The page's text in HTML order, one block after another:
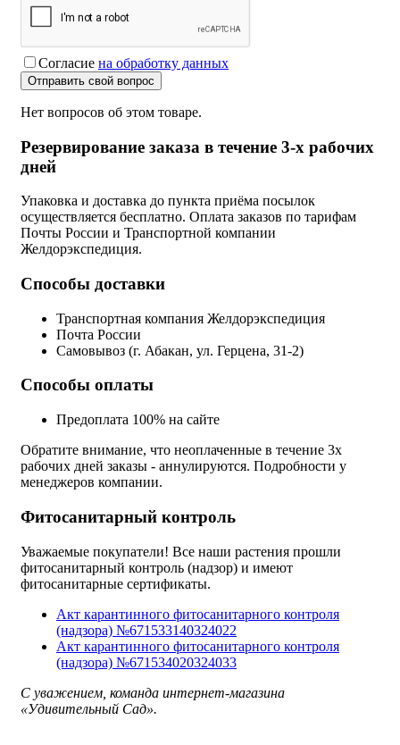
Согласие на обработку данных
Отправить свой вопрос
Нет вопросов об этом товаре.
Резервирование заказа в течение 3-х рабочих
дней
Упаковка и доставка до пункта приёма посылок
осуществляется бесплатно. Оплата заказов по тарифам
Почты России и Транспортной компании
Желдорэкспедиция.
Способы доставки
Транспортная компания Желдорэкспедиция
Почта России
Самовывоз (г. Абакан, ул. Герцена, 31-2)
Способы оплаты
Предоплата 100% на сайте
Обратите внимание, что неоплаченные в течение 3х
рабочих дней заказы - аннулируются. Подробности у
менеджеров компании.
Фитосанитарный контроль
Уважаемые покупатели! Все наши растения прошли
фитосанитарный контроль (надзор) и имеют
фитосанитарные сертификаты.
Акт карантинного фитосанитарного контроля
(надзора) №671533140324022
Акт карантинного фитосанитарного контроля
(надзора) №671534020324033
С уважением, команда интернет-магазина
«Удивительный Сад».